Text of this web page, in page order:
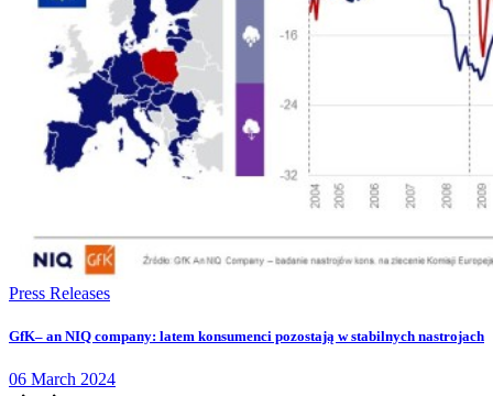
Press Releases
GfK– an NIQ company: latem konsumenci pozostają w stabilnych nastrojach
06 March 2024